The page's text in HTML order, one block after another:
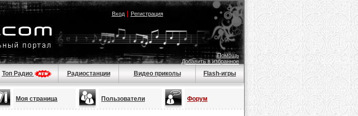
Вход| Регистрация
Помощь
Добавить в избранное
Топ Радио Радиостанции Видео приколы Flash-игры
Моя страница Пользователи Форум